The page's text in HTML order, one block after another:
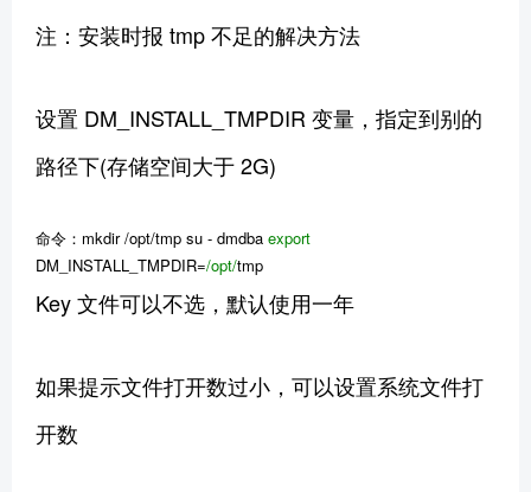
注：安装时报 tmp 不足的解决方法
设置 DM_INSTALL_TMPDIR 变量，指定到别的
路径下(存储空间大于 2G)
命令：mkdir /opt/tmp su - dmdba export
DM_INSTALL_TMPDIR=/opt/tmp
Key 文件可以不选，默认使用一年
如果提示文件打开数过小，可以设置系统文件打
开数